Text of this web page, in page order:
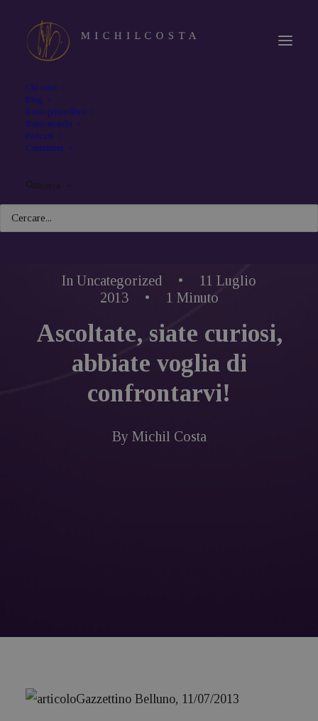
Chi sono
Blog
Il mio primo libro
Il mio mondo
Podcast
Contattami
Ricerca
In Uncategorized •
11 Luglio
2013
• 1 Minuto
Ascoltate, siate curiosi,
abbiate voglia di
confrontarvi!
By Michil Costa
Gazzettino Belluno, 11/07/2013